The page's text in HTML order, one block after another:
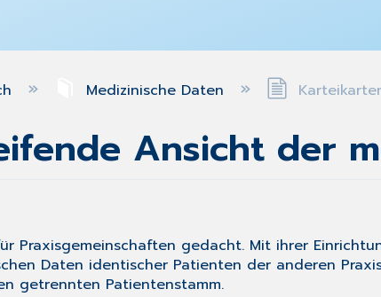
Medizinische Daten
Ansicht der
Praxisgemeinschaften gedacht. Mit ihrer
Daten identischer Patienten der anderen
getrennten Patientenstamm.